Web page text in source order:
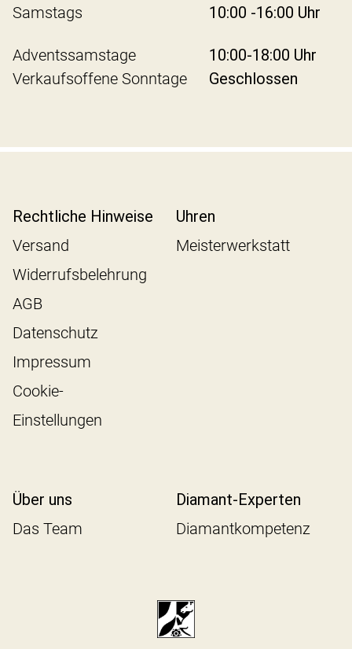
Samstags
10:00 -16:00 Uhr
Adventssamstage
10:00-18:00 Uhr
Verkaufsoffene Sonntage
Geschlossen
Rechtliche Hinweise
Versand
Widerrufsbelehrung
AGB
Datenschutz
Impressum
Cookie-
Einstellungen
Uhren
Meisterwerkstatt
Über uns
Das Team
Diamant-Experten
Diamantkompetenz